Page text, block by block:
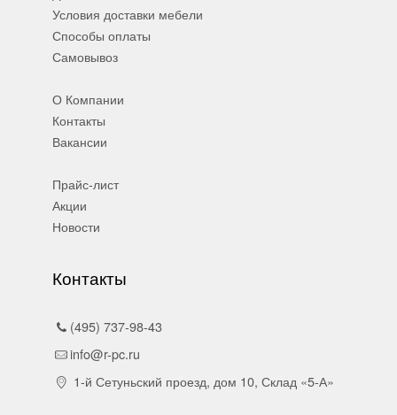
Условия доставки мебели
Способы оплаты
Самовывоз
О Компании
Контакты
Вакансии
Прайс-лист
Акции
Новости
Контакты
(495) 737-98-43
info@r-pc.ru
1-й Сетуньский проезд, дом 10, Склад «5-А»